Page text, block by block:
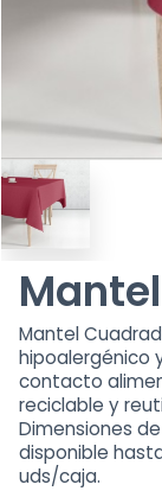
Mantel
hipoalergénico
contacto
reciclable y
Dimensiones de
disponible
uds/caja.